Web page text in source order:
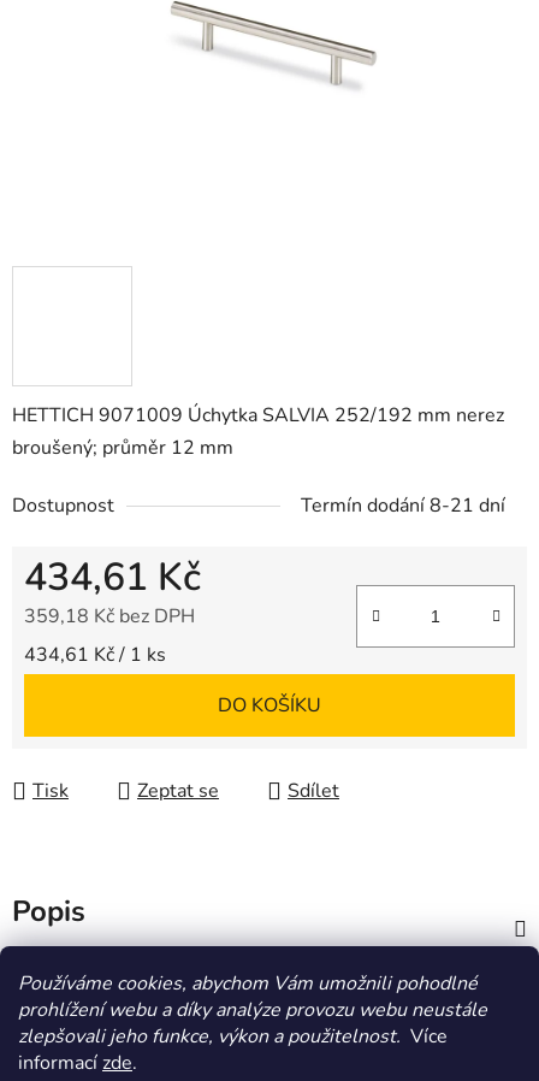
Používáme cookies, abychom Vám umožnili pohodlné
prohlížení webu a díky analýze provozu webu neustále
zlepšovali jeho funkce, výkon a použitelnost. Více
informacízde.
HETTICH 9071009 Úchytka SALVIA 252/192 mm nerez
broušený; průměr 12 mm
Dostupnost Termín dodání 8-21 dní
434,61 Kč
359,18 Kč bez DPH
Měrná cena:
434,61 Kč / 1 ks
DO KOŠÍKU
Tisk Zeptat se Sdílet
Popis
Diskuze